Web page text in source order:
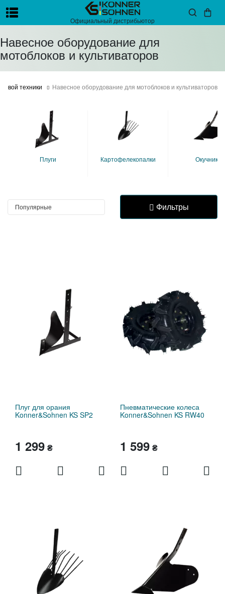
Официальный дистрибьютор
Навесное оборудование для
мотоблоков и культиваторов
техники Навесное оборудование для мотоблоков и культиваторов
плуги картофелекопалки окучники
Фильтры
Плуг для орания
Konner&Sohnen KS SP2
1 299₴
Пневматические колеса
Konner&Sohnen KS RW40
1 599₴